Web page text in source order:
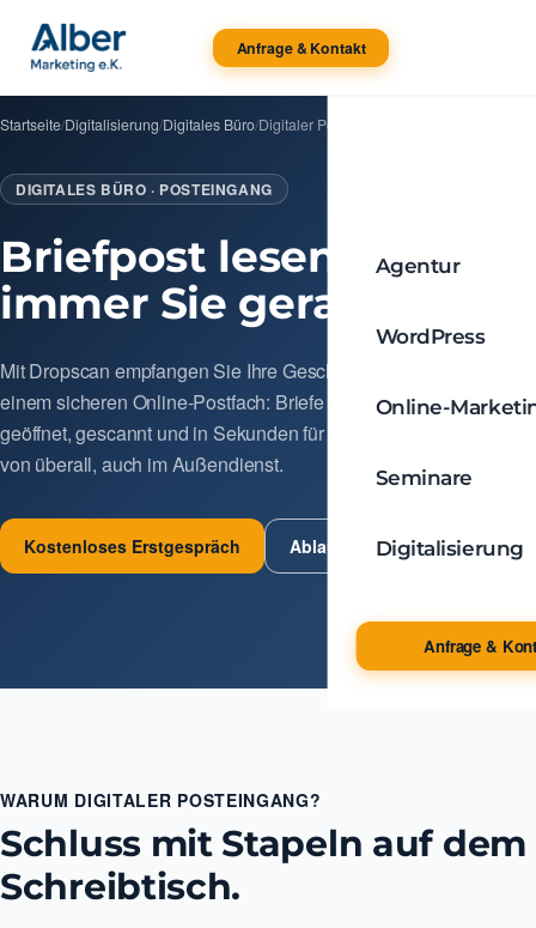
Anfrage & Kontakt
Agentur
WordPress
Online-
Seminare
Digitalisierung
Anfrage &
Startseite/Digitalisierung/Digitales Büro/Digitaler Posteingang
DIGITALES BÜRO · POSTEINGANG
Briefpost lesen, wo
immer Sie gerade sind.
Mit Dropscan empfangen Sie Ihre Geschäftspost als PDF in
einem sicheren Online-Postfach: Briefe werden in Deutschland
geöffnet, gescannt und in Sekunden für Sie verfügbar gemacht –
von überall, auch im Außendienst.
Kostenloses Erstgespräch Ablauf ansehen
WARUM DIGITALER POSTEINGANG?
Schluss mit Stapeln auf dem
Schreibtisch.